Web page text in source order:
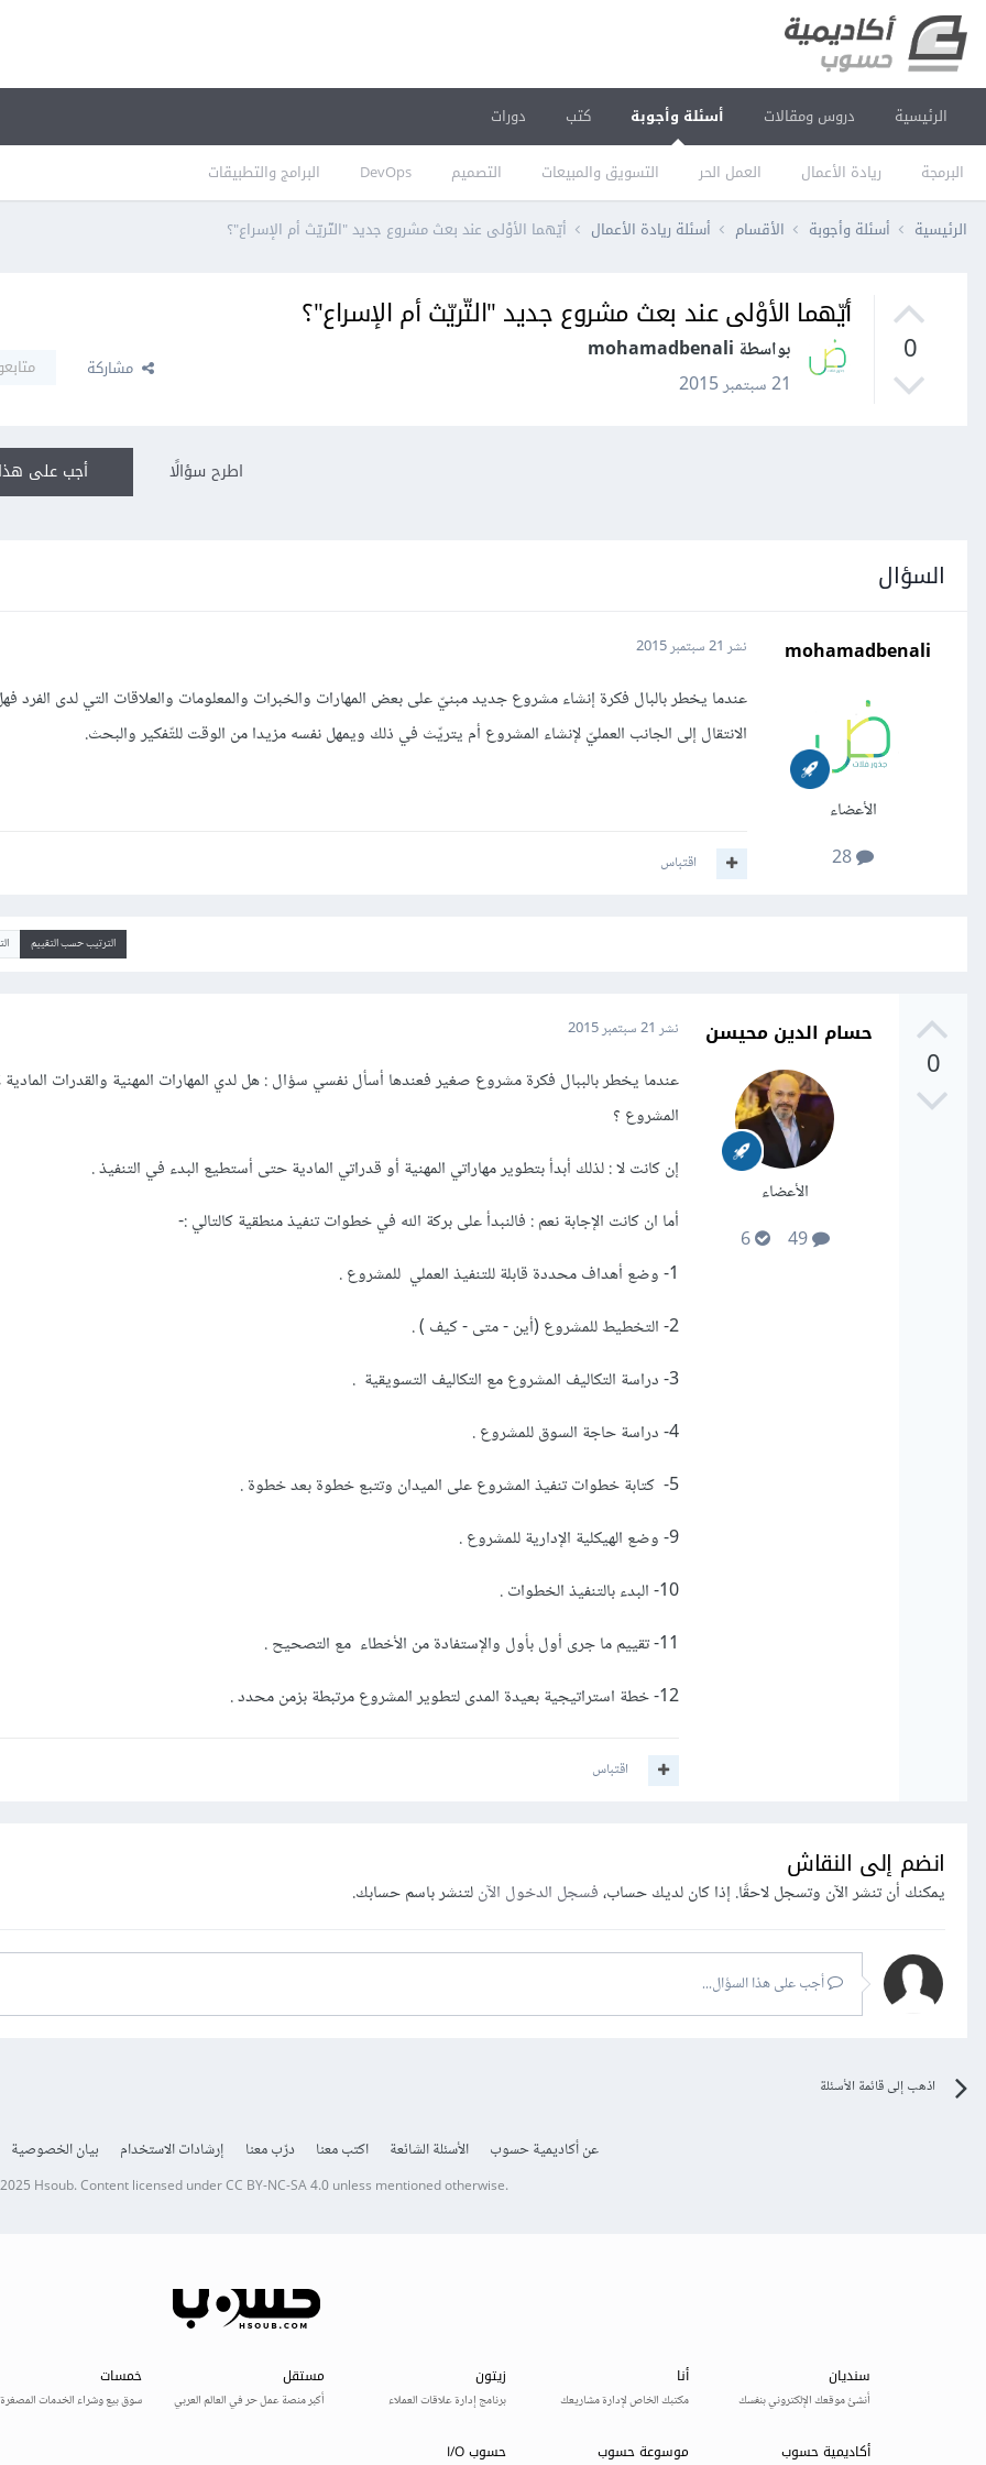
الرئيسية دروس ومقالات أسئلة وأجوبة
البرمجة ريادة الأعمال العمل الحر التسويق والمبيعات التصميم DevOps البرامج والتطبيقات
كتب دورات
الرئيسية أسئلة وأجوبة الأقسام أسئلة ريادة الأعمال أيّهما الأوْلى عند بعث مشروع جديد "التّريّث أم الإسراع"؟
0
أيّهما الأوْلى عند بعث مشروع جديد "التّريّث أم الإسراع"؟
بواسطة mohamadbenali
21 سبتمبر 2015
مشاركة
أجب على اطرح سؤالًا
السؤال
mohamadbenali
الأعضاء
نشر 21 سبتمبر 2015
عندما يخطر بالبال فكرة إنشاء مشروع جديد مبنيّ على بعض المهارات والخبرات والمعلومات والعلاقات التي لدى الفرد
الانتقال إلى الجانب العمليّ لإنشاء المشروع أم يتريّث في ذلك ويمهل نفسه مزيدا من الوقت للتّفكير والبحث.
اقتباس
الترتيب حسب التقييم
0
حسام الدين محيسن
الأعضاء
49
6
نشر 21 سبتمبر 2015
عندما يخطر بالببال فكرة مشروع صغير فعندها أسأل نفسي سؤال : هل لدي المهارات المهنية والقدرات المادية
المشروع ؟
إن كانت لا : لذلك أبدأ بتطوير مهاراتي المهنية أو قدراتي المادية حتى أستطيع البدء في التنفيذ .
أما ان كانت الإجابة نعم : فالنبدأ على بركة الله في خطوات تنفيذ منطقية كالتالي :-
1- وضع أهداف محددة قابلة للتنفيذ العملي للمشروع .
2- التخطيط للمشروع (أين - متى - كيف ) .
3- دراسة التكاليف المشروع مع التكاليف التسويقية .
4- دراسة حاجة السوق للمشروع .
5- كتابة خطوات تنفيذ المشروع على الميدان وتتبع خطوة بعد خطوة .
9- وضع الهيكلية الإدارية للمشروع .
10- البدء بالتنفيذ الخطوات .
11- تقييم ما جرى أول بأول والإستفادة من الأخطاء مع التصحيح .
12- خطة استراتيجية بعيدة المدى لتطوير المشروع مرتبطة بزمن محدد .
اقتباس
انضم إلى النقاش
يمكنك أن تنشر الآن وتسجل لاحقًا. إذا كان لديك حساب،فسجل الدخول الآنلتنشر باسم حسابك.
أجب على هذا السؤال...
اذهب إلى قائمة الأسئلة
عن أكاديمية حسوب الأسئلة الشائعة اكتب معنا درّب معنا إرشادات الاستخدام بيان الخصوصية
Hsoub.Content licensed underCC BY-NC-SA 4.0unless mentioned otherwise.